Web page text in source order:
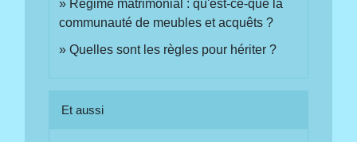
Régime matrimonial : qu'est-ce-que la
communauté de meubles et acquêts ?
Quelles sont les règles pour hériter ?
Et aussi